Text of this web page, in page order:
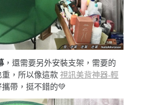
，還需要另外安裝支架，需要的
，所以像這款 視訊美背神器-輕
攜帶，挺不錯的💚